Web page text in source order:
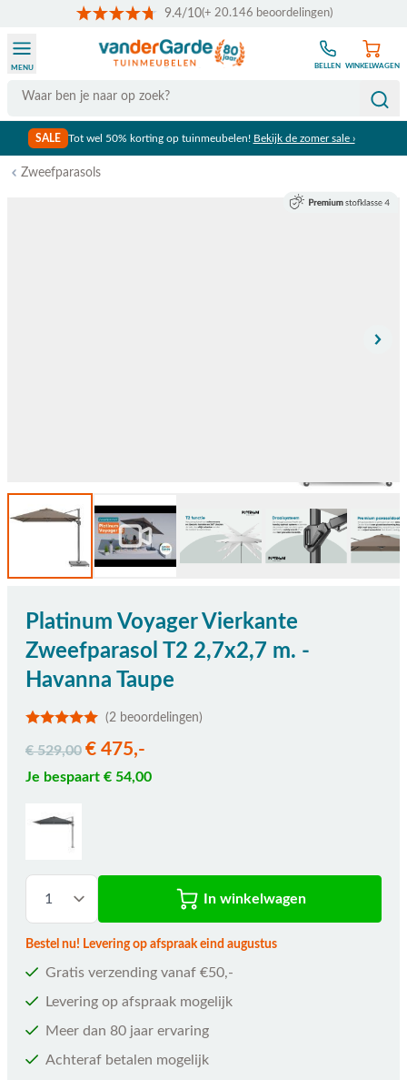
9.4/10(+ 20.146 beoordelingen)
Search
MENU BELLEN WINKELWAGEN
SALE Tot wel 50% korting op tuinmeubelen! Bekijk de zomer sale ›
Zweefparasols
Platinum Voyager Vierkante
Zweefparasol T2 2,7x2,7 m. -
Havanna Taupe
(2 beoordelingen)
€ 529,00 € 475,-
Je bespaart € 54,00
In winkelwagen
Bestel nu! Levering op afspraak eind augustus
Gratis verzending vanaf €50,-
Levering op afspraak mogelijk
Meer dan 80 jaar ervaring
Achteraf betalen mogelijk